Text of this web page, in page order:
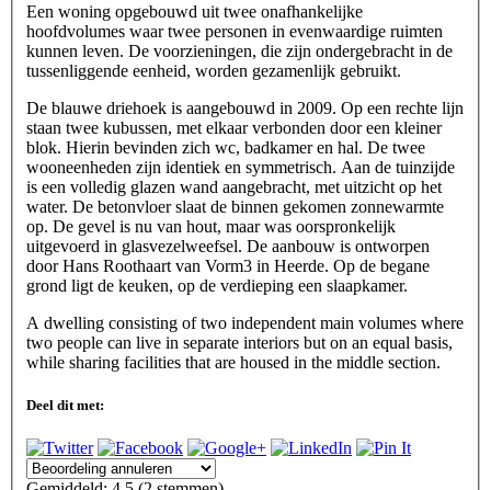
Een woning opgebouwd uit twee onafhankelijke
hoofdvolumes waar twee personen in evenwaardige ruimten
kunnen leven. De voorzieningen, die zijn ondergebracht in de
tussenliggende eenheid, worden gezamenlijk gebruikt.
De blauwe driehoek is aangebouwd in 2009. Op een rechte lijn
staan twee kubussen, met elkaar verbonden door een kleiner
blok. Hierin bevinden zich wc, badkamer en hal. De twee
wooneenheden zijn identiek en symmetrisch. Aan de tuinzijde
is een volledig glazen wand aangebracht, met uitzicht op het
water. De betonvloer slaat de binnen gekomen zonnewarmte
op. De gevel is nu van hout, maar was oorspronkelijk
uitgevoerd in glasvezelweefsel. De aanbouw is ontworpen
door Hans Roothaart van Vorm3 in Heerde. Op de begane
grond ligt de keuken, op de verdieping een slaapkamer.
A dwelling consisting of two independent main volumes where
two people can live in separate interiors but on an equal basis,
while sharing facilities that are housed in the middle section.
Deel dit met: